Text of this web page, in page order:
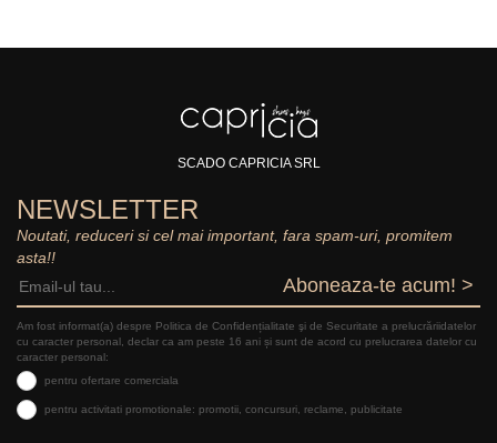
SCADO CAPRICIA SRL
NEWSLETTER
Noutati, reduceri si cel mai important, fara spam-uri, promitem
asta!!
Aboneaza-te acum! >
Am fost informat(a) despre Politica de Confidențialitate şi de Securitate a prelucrăriidatelor
cu caracter personal, declar ca am peste 16 ani și sunt de acord cu prelucrarea datelor cu
caracter personal:
pentru ofertare comerciala
pentru activitati promotionale: promotii, concursuri, reclame, publicitate